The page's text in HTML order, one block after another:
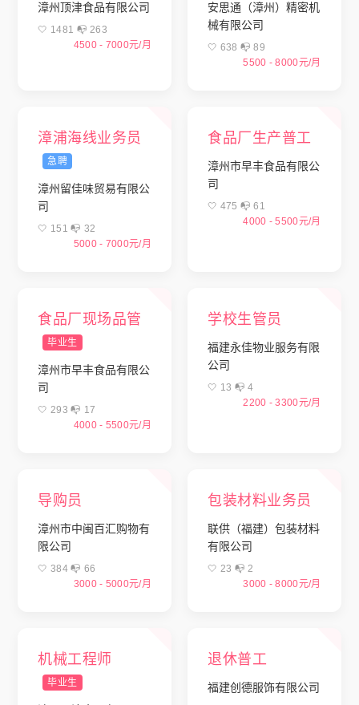
漳州顶津食品有限公司
🤍 1481 📭︎ 263
4500 - 7000元/月
安思通（漳州）精密机
械有限公司
🤍 638 📭︎ 89
5500 - 8000元/月
漳浦海线业务员
急聘
漳州留佳味贸易有限公
司
🤍 151 📭︎ 32
5000 - 7000元/月
食品厂生产普工
漳州市早丰食品有限公
司
🤍 475 📭︎ 61
4000 - 5500元/月
食品厂现场品管
毕业生
漳州市早丰食品有限公
司
🤍 293 📭︎ 17
4000 - 5500元/月
学校生管员
福建永佳物业服务有限
公司
🤍 13 📭︎ 4
2200 - 3300元/月
导购员
漳州市中闽百汇购物有
限公司
🤍 384 📭︎ 66
3000 - 5000元/月
包装材料业务员
联供（福建）包装材料
有限公司
🤍 23 📭︎ 2
3000 - 8000元/月
机械工程师
毕业生
退休普工
福建创德服饰有限公司